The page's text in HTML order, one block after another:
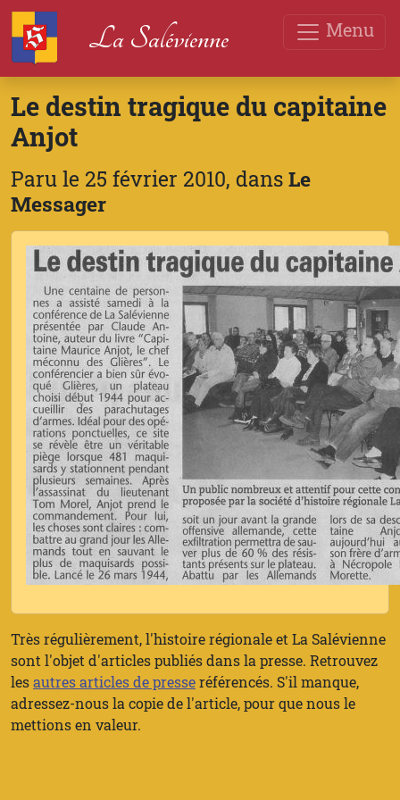
Menu
La Salévienne
Le destin tragique du capitaine
Anjot
Paru le 25 février 2010, dansLe
Messager
Très régulièrement, l'histoire régionale et La Salévienne
sont l'objet d'articles publiés dans la presse. Retrouvez
lesautres articles de presseréférencés. S'il manque,
adressez-nous la copie de l'article, pour que nous le
mettions en valeur.